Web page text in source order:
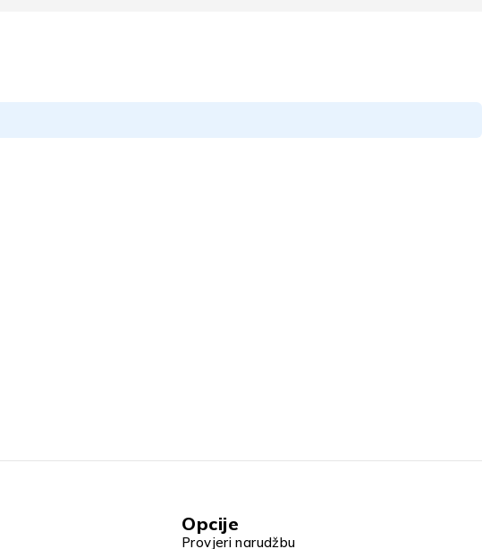
Opcije
Provjeri narudžbu